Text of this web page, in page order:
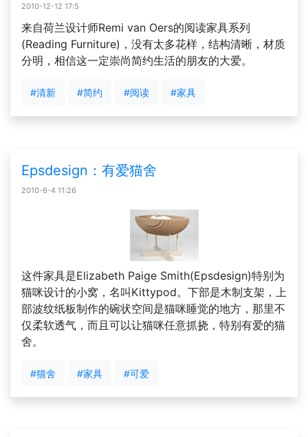
2010-12-12 17:5
来自荷兰设计师Remi van Oers的阅读家具系列
(Reading Furniture)，没有太多花样，结构清晰，材质
分明，相信这一定崇尚简约生活的朋友的大爱。
#清新 #简约 #阅读 #家具
Epsdesign：有爱猫舍
2010-6-4 11:26
这件家具是Elizabeth Paige Smith(Epsdesign)特别为
猫咪设计的小窝，名叫Kittypod。下部是木制支架，上
部波纹纸板制作的碗状空间是猫咪睡觉的地方，那里不
仅柔软透气，而且可以让猫咪任意抓挠，特别有爱的猫
舍。
#猫舍 #家具 #可爱